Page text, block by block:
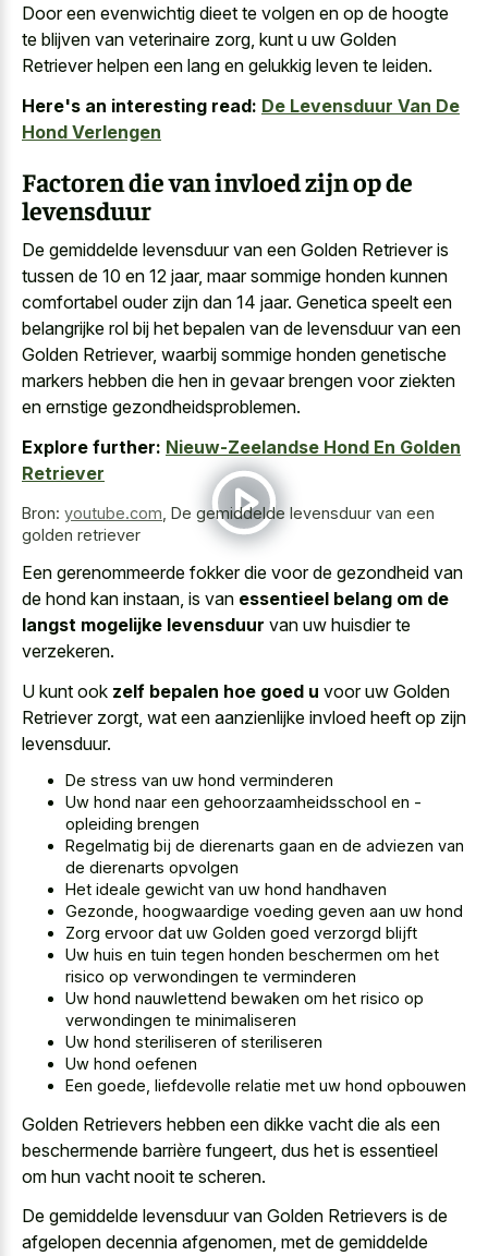
Door een evenwichtig dieet te volgen en op de hoogte
te blijven van veterinaire zorg, kunt u uw Golden
Retriever helpen een lang en gelukkig leven te leiden.
Here's an interesting read: De Levensduur Van De
Hond Verlengen
Factoren die van invloed zijn op de
levensduur
De gemiddelde levensduur van een Golden Retriever is
tussen de 10 en 12 jaar, maar sommige honden kunnen
comfortabel ouder zijn dan 14 jaar. Genetica speelt een
belangrijke rol bij het bepalen van de levensduur van een
Golden Retriever, waarbij sommige honden genetische
markers hebben die hen in gevaar brengen voor ziekten
en ernstige gezondheidsproblemen.
Explore further: Nieuw-Zeelandse Hond En Golden
Retriever
Bron: youtube.com De gemiddelde levensduur van een
golden retriever
Een gerenommeerde fokker die voor de gezondheid van
de hond kan instaan, is van essentieel belang om de
langst mogelijke levensduur van uw huisdier te
verzekeren.
U kunt ook zelf bepalen hoe goed u voor uw Golden
Retriever zorgt, wat een aanzienlijke invloed heeft op zijn
levensduur.
De stress van uw hond verminderen
Uw hond naar een gehoorzaamheidsschool en -
opleiding brengen
Regelmatig bij de dierenarts gaan en de adviezen van
de dierenarts opvolgen
Het ideale gewicht van uw hond handhaven
Gezonde, hoogwaardige voeding geven aan uw hond
Zorg ervoor dat uw Golden goed verzorgd blijft
Uw huis en tuin tegen honden beschermen om het
risico op verwondingen te verminderen
Uw hond nauwlettend bewaken om het risico op
verwondingen te minimaliseren
Uw hond steriliseren of steriliseren
Uw hond oefenen
Een goede, liefdevolle relatie met uw hond opbouwen
Golden Retrievers hebben een dikke vacht die als een
beschermende barrière fungeert, dus het is essentieel
om hun vacht nooit te scheren.
De gemiddelde levensduur van Golden Retrievers is de
afgelopen decennia afgenomen, met de gemiddelde